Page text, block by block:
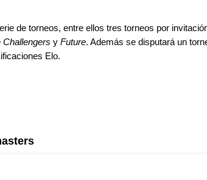
de torneos, entre ellos tres torneos por
Challengers y Future. Además se disputará un
Elo.